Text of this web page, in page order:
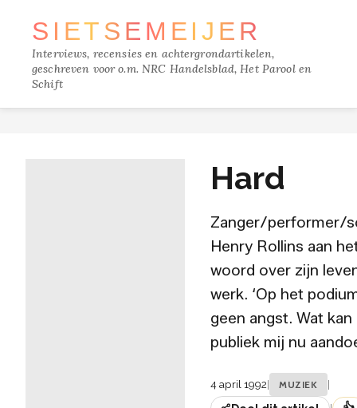
SIETSE MEIJER
Interviews, recensies en achtergrondartikelen,
geschreven voor o.m. NRC Handelsblad, Het Parool en
Schift
Hard
Zanger/performer/
Henry Rollins aan
woord over zijn
werk. ‘Op het
geen angst. Wat
publiek mij nu
4 april 1992| MUZIEK |